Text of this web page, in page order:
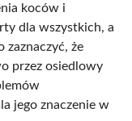
koców i
dla wszystkich, a
zaznaczyć, że
przez osiedlowy
jego znaczenie w